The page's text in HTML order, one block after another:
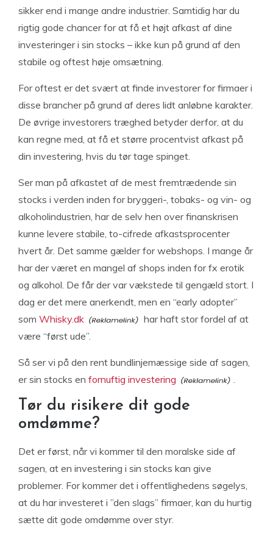
sikker end i mange andre industrier. Samtidig har du
rigtig gode chancer for at få et højt afkast af dine
investeringer i sin stocks – ikke kun på grund af den
stabile og oftest høje omsætning.
For oftest er det svært at finde investorer for firmaer i
disse brancher på grund af deres lidt anløbne karakter.
De øvrige investorers træghed betyder derfor, at du
kan regne med, at få et større procentvist afkast på
din investering, hvis du tør tage spinget.
Ser man på afkastet af de mest fremtrædende sin
stocks i verden inden for bryggeri-, tobaks- og vin- og
alkoholindustrien, har de selv hen over finanskrisen
kunne levere stabile, to-cifrede afkastsprocenter
hvert år. Det samme gælder for webshops. I mange år
har der været en mangel af shops inden for fx erotik
og alkohol. De får der var vækstede til gengæld stort. I
dag er det mere anerkendt, men en “early adopter”
som Whisky.dk
har haft stor fordel af at
være “først ude”.
Så ser vi på den rent bundlinjemæssige side af sagen,
er sin stocks en fornuftig investering .
Tør du risikere dit gode
omdømme?
Det er først, når vi kommer til den moralske side af
sagen, at en investering i sin stocks kan give
problemer. For kommer det i offentlighedens søgelys,
at du har investeret i ”den slags” firmaer, kan du hurtig
sætte dit gode omdømme over styr.